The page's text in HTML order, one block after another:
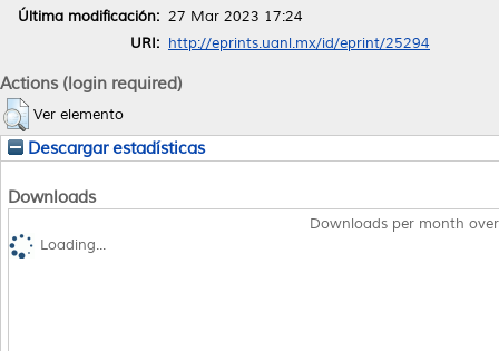
Última modificación: 27 Mar 2023 17:24
URI: http://eprints.uanl.mx/id/eprint/25294
Actions (login required)
Ver elemento
Descargar estadísticas
Downloads
Downloads per month
Loading...